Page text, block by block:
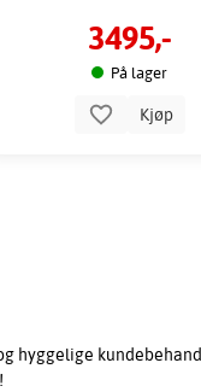
3495,-
På lager
Kjøp
hyggelige